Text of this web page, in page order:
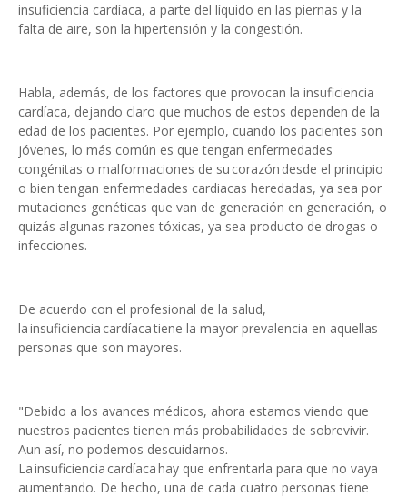
insuficiencia cardíaca, a parte del líquido en las piernas y la
falta de aire, son la hipertensión y la congestión.
Habla, además, de los factores que provocan la insuficiencia
cardíaca, dejando claro que muchos de estos dependen de la
edad de los pacientes. Por ejemplo, cuando los pacientes son
jóvenes, lo más común es que tengan enfermedades
congénitas o malformaciones de su corazón desde el principio
o bien tengan enfermedades cardiacas heredadas, ya sea por
mutaciones genéticas que van de generación en generación, o
quizás algunas razones tóxicas, ya sea producto de drogas o
infecciones.
De acuerdo con el profesional de la salud,
la insuficiencia cardíaca tiene la mayor prevalencia en aquellas
personas que son mayores.
"Debido a los avances médicos, ahora estamos viendo que
nuestros pacientes tienen más probabilidades de sobrevivir.
Aun así, no podemos descuidarnos.
La insuficiencia cardíaca hay que enfrentarla para que no vaya
aumentando. De hecho, una de cada cuatro personas tiene